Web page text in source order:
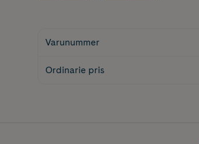
Varunummer
Ordinarie pris